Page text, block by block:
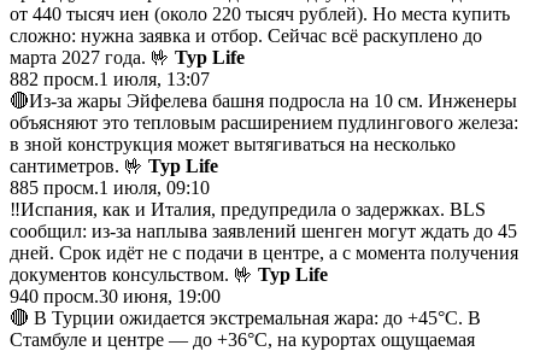
от 440 тысяч иен (около 220 тысяч рублей). Но места купить
сложно: нужна заявка и отбор. Сейчас всё раскуплено до
марта 2027 года. 🤟 Тур Life
882 просм.1 июля, 13:07
🔴Из-за жары Эйфелева башня подросла на 10 см. Инженеры
объясняют это тепловым расширением пудлингового железа:
в зной конструкция может вытягиваться на несколько
сантиметров. 🤟 Тур Life
885 просм.1 июля, 09:10
‼️Испания, как и Италия, предупредила о задержках. BLS
сообщил: из-за наплыва заявлений шенген могут ждать до 45
дней. Срок идёт не с подачи в центре, а с момента получения
документов консульством. 🤟 Тур Life
940 просм.30 июня, 19:00
🔴 В Турции ожидается экстремальная жара: до +45°C. В
Стамбуле и центре — до +36°C, на курортах ощущаемая